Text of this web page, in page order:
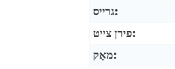
גרייס:
פירן צייט:
מאָק: